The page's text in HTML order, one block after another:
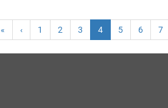
« ‹ 1 2 3 4 5 6 7